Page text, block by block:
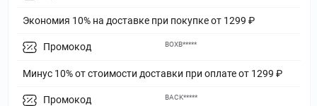
Экономия 10% на доставке при покупке от 1299 ₽
Промокод
Минус 10% от стоимости доставки при оплате от 1299 ₽
BOXB*****
Промокод BACK*****